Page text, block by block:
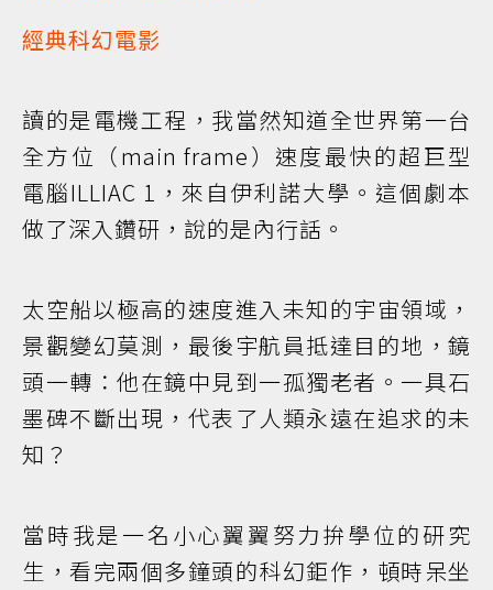
經典科幻電影
讀的是電機工程，我當然知道全世界第一台
全方位（main frame）速度最快的超巨型
電腦ILLIAC 1，來自伊利諾大學。這個劇本
做了深入鑽研，說的是內行話。
太空船以極高的速度進入未知的宇宙領域，
景觀變幻莫測，最後宇航員抵達目的地，鏡
頭一轉：他在鏡中見到一孤獨老者。一具石
墨碑不斷出現，代表了人類永遠在追求的未
知？
當時我是一名小心翼翼努力拚學位的研究
生，看完兩個多鐘頭的科幻鉅作，頓時呆坐